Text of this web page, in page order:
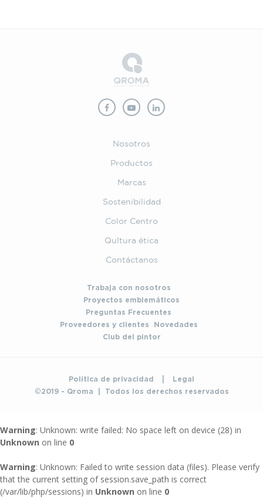
Nosotros
Productos
Marcas
Sostenibilidad
Color Centro
Qultura ética
Contáctanos
Trabaja con nosotros
Proyectos emblemáticos
Preguntas Frecuentes
Proveedores y clientes
Novedades
Club del pintor
Política de privacidad |
Legal
©2019 - Qroma | Todos los derechos reservados
Warning: Unknown: write failed: No space left on device (28) in
Unknown on line 0
Warning: Unknown: Failed to write session data (files). Please verify
that the current setting of session.save_path is correct
(/var/lib/php/sessions) in Unknown on line 0